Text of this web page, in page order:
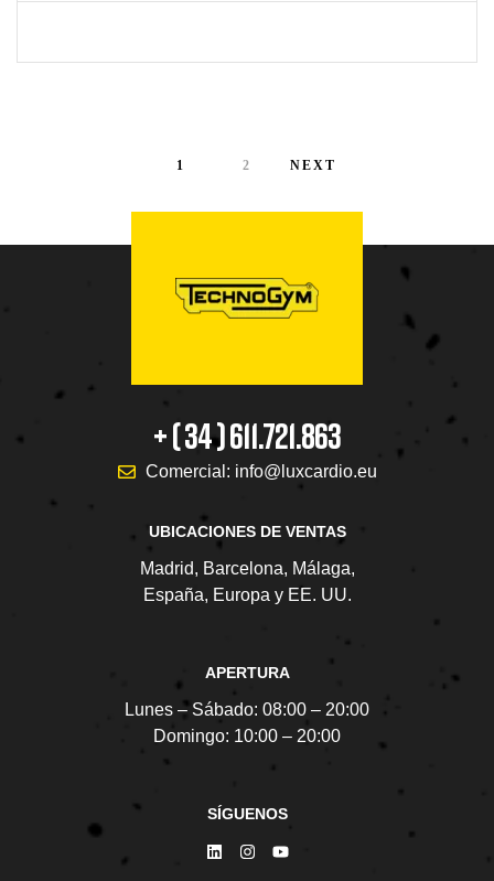
1 2 NEXT
+ ( 34 ) 611.721.863
Comercial: info@luxcardio.eu
UBICACIONES DE VENTAS
Madrid, Barcelona, Málaga,
España, Europa y EE. UU.
APERTURA
Lunes – Sábado: 08:00 – 20:00
Domingo: 10:00 – 20:00
SÍGUENOS